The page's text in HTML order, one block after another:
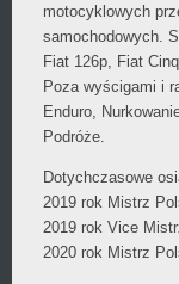
motocyklowych
samochodowych.
Fiat 126p, Fiat
Poza wyścigami i
Enduro,
Podróże.
Dotychczasowe
2019 rok Mistrz
2019 rok Vice
2020 rok Mistrz